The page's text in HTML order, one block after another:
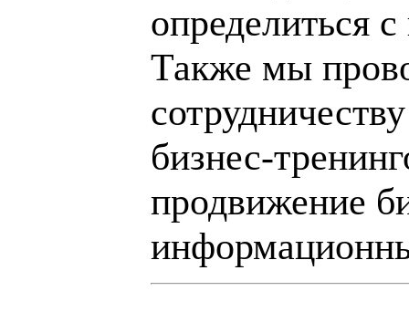
определиться
Также мы
бизнес-
продвижение